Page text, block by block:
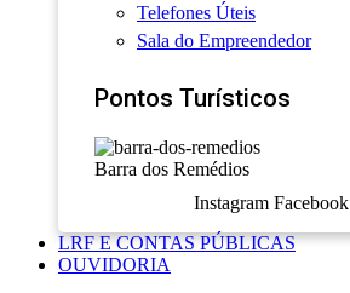
Telefones Úteis
Sala do Empreendedor
Pontos Turísticos
Barra dos Remédios
Instagram Facebook
LRF E CONTAS PÚBLICAS
OUVIDORIA